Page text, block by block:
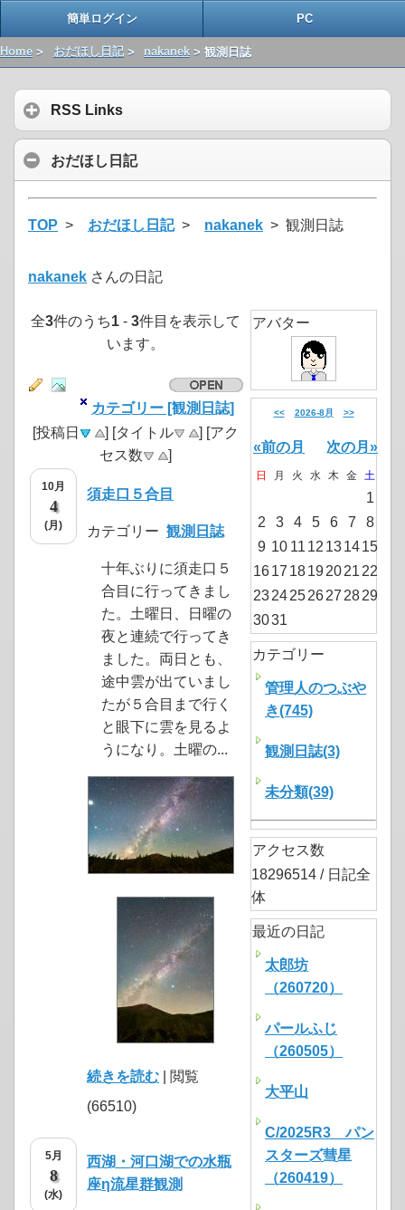
簡単ログイン PC
Home > おだほし日記> nakanek > 観測日誌
RSS Links
おだほし日記
TOP > おだほし日記> nakanek > 観測日誌
nakanek さんの日記
全3件のうち1 - 3件目を表示して
います。
カテゴリー [観測日誌]
[投稿日
] [タイトル
] [アク
セス数
]
10月
4
(月)
須走口５合目
カテゴリー 観測日誌
十年ぶりに須走口５
合目に行ってきまし
た。土曜日、日曜の
夜と連続で行ってき
ました。両日とも、
途中雲が出ていまし
たが５合目まで行く
と眼下に雲を見るよ
うになり。土曜の...
続きを読む | 閲覧
(66510)
5月
8
(水)
西湖・河口湖での水瓶
座η流星群観測
アバター
<< 2026-8月 >>
«前の月 次の月»
日 月 火 水 木 金 土
1
2
3 4 5 6 7
8
9 10 11 12 131415
1617 18192021 22
2324252627 2829
3031
カテゴリー
管理人のつぶや
き(745)
観測日誌(3)
未分類(39)
アクセス数
18296514 / 日記全
体
最近の日記
太郎坊
（260720）
パールふじ
（260505）
大平山
C/2025R3 パン
スターズ彗星
（260419）